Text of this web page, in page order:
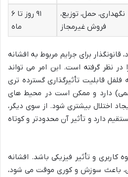
نگهداری، حمل، توزیع،
فروش غیرمجاز
۹۱ روز تا ۶
ماه
برای جرایم مربوط به افشانه
نظر گرفته است. این امر می تواند
فلفل قابلیت تأثیرگذاری گسترده تری
دارد و ممکن است در محیط های
اختلال بیشتری شود. از سوی دیگر،
دارد و تأثیر آن محدودتر و کوتاه
کاربری و تأثیر فیزیکی باشد. افشانه
باعث سوزش و کوری موقت می شود،